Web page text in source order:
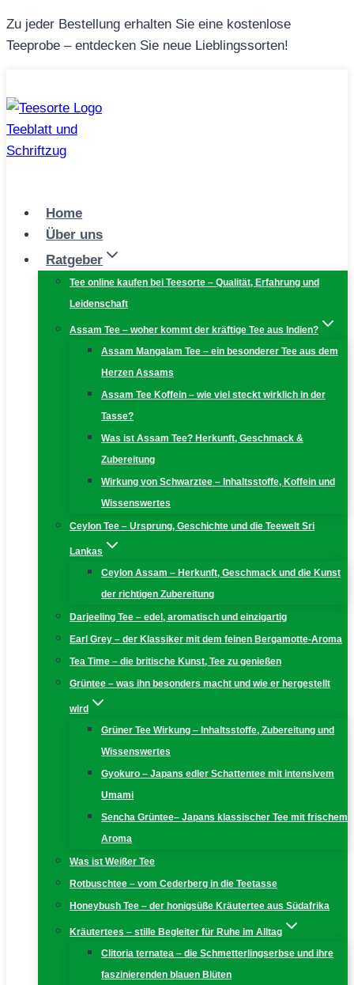
Zum
Inhalt
Zu jeder Bestellung erhalten Sie eine kostenlose
Teeprobe – entdecken Sie neue Lieblingssorten!
Home
Über uns
Ratgeber
Tee online kaufen bei Teesorte – Qualität, Erfahrung und
Leidenschaft
Assam Tee – woher kommt der kräftige Tee aus Indien?
Assam Mangalam Tee – ein besonderer Tee aus dem
Herzen Assams
Assam Tee Koffein – wie viel steckt wirklich in der
Tasse?
Was ist Assam Tee? Herkunft, Geschmack &
Zubereitung
Wirkung von Schwarztee – Inhaltsstoffe, Koffein und
Wissenswertes
Ceylon Tee – Ursprung, Geschichte und die Teewelt Sri
Lankas
Ceylon Assam – Herkunft, Geschmack und die Kunst
der richtigen Zubereitung
Darjeeling Tee – edel, aromatisch und einzigartig
Earl Grey – der Klassiker mit dem feinen Bergamotte-Aroma
Tea Time – die britische Kunst, Tee zu genießen
Grüntee – was ihn besonders macht und wie er hergestellt
wird
Grüner Tee Wirkung – Inhaltsstoffe, Zubereitung und
Wissenswertes
Gyokuro – Japans edler Schattentee mit intensivem
Umami
Sencha Grüntee– Japans klassischer Tee mit frischem
Aroma
Was ist Weißer Tee
Rotbuschtee – vom Cederberg in die Teetasse
Honeybush Tee – der honigsüße Kräutertee aus Südafrika
Kräutertees – stille Begleiter für Ruhe im Alltag
Clitoria ternatea – die Schmetterlingserbse und ihre
faszinierenden blauen Blüten